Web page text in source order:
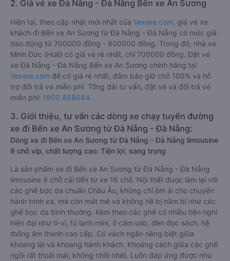
2. Giá vé xe Đà Nẵng - Đà Nẵng Bến xe An Sương
Hiện tại, theo cập nhật mới nhất của Vexere.com , giá vé xe
khách đi Bến xe An Sương từ Đà Nẵng - Đà Nẵng có mức giá
dao động từ 700000 đồng - 800000 đồng. Trong đó, nhà xe
Minh Đức (Huế) có giá vé rẻ nhất, chỉ 700000 đồng. Đặt vé
xe Đà Nẵng - Đà Nẵng Bến xe An Sương chính hãng tại
Vexere.com để có giá rẻ nhất, đảm bảo giữ chỗ 100% và hỗ
trợ đổi trả vé miễn phí. Tổng đài tư vấn, đặt vé và đổi trả vé
miễn phí: 1900 888684.
3. Giới thiệu, tư vấn các dòng xe chạy tuyến đường
xe đi Bến xe An Sương từ Đà Nẵng - Đà Nẵng:
Dòng xe đi Bến xe An Sương từ Đà Nẵng - Đà Nẵng limousine
9 chỗ vip, chất lượng cao: Tiện lợi, sang trọng
Là sản phẩm xe đi Bến xe An Sương từ Đà Nẵng - Đà Nẵng
limousine 9 chỗ cải tiến từ xe 16 chỗ. Nội thất được làm lại với
các ghế bọc da chuẩn Châu Âu, không chỉ êm ái cho chuyến
hành trình xa, mà còn mát mẻ và không hề bị hầm bí như các
ghế bọc da bình thường. Kèm theo các ghế có nhiều tiện nghi
hiện đại như ti-vi, tủ lạnh mini, ổ cắm usb, đèn đọc sách, hệ
thống âm thanh cao cấp. Có vách ngăn riêng biệt giữa
khoang lái và khoang hành khách. Khoảng cách giữa các ghế
ngồi rất thoải mái, không nhồi nhét. Luôn đáp ứng được nhu